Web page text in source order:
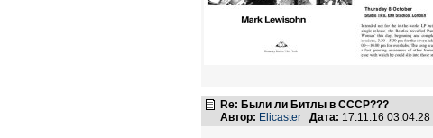
Re: Были ли Битлы в СССР???
Автор: Elicaster Дата: 17.11.16 03:04:28